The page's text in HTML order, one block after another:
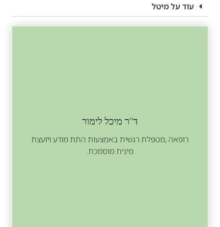
עוד על מיטל
ד"ר מיכל לימור
רופאה ,מטפלת רגשית באמצעות התת מודע ויועצת
מינית מוסמכת.